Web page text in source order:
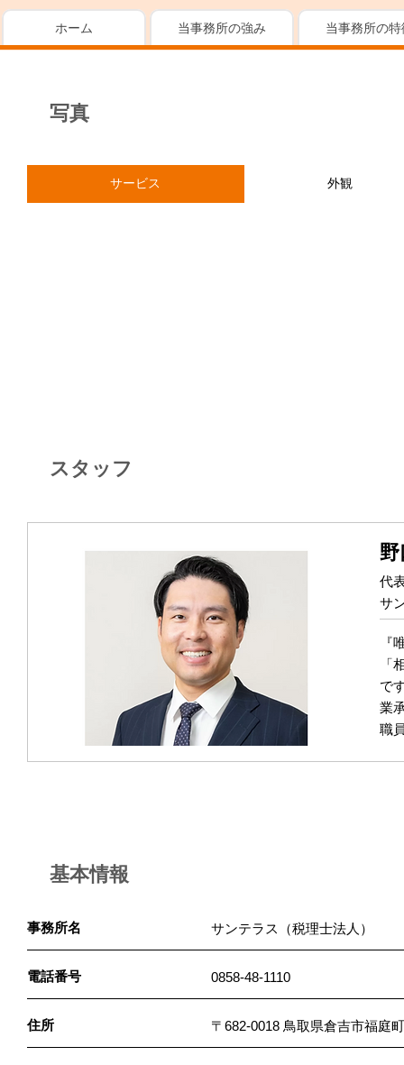
ホーム 当事務所の強み 当事務所の特
写真
サービス 外観
スタッフ
野
代
サ
『
「
で
業
職
基本情報
事務所名 サンテラス（税理士法人）
電話番号 0858-48-1110
住所 〒682-0018 鳥取県倉吉市福庭